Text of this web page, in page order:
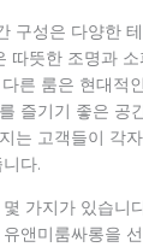
구성은 다양한
따뜻한 조명과
른 룸은 현대적
즐기기 좋은 공
는 고객들이 각
다.
가지가 있습니
앤미룸싸롱을